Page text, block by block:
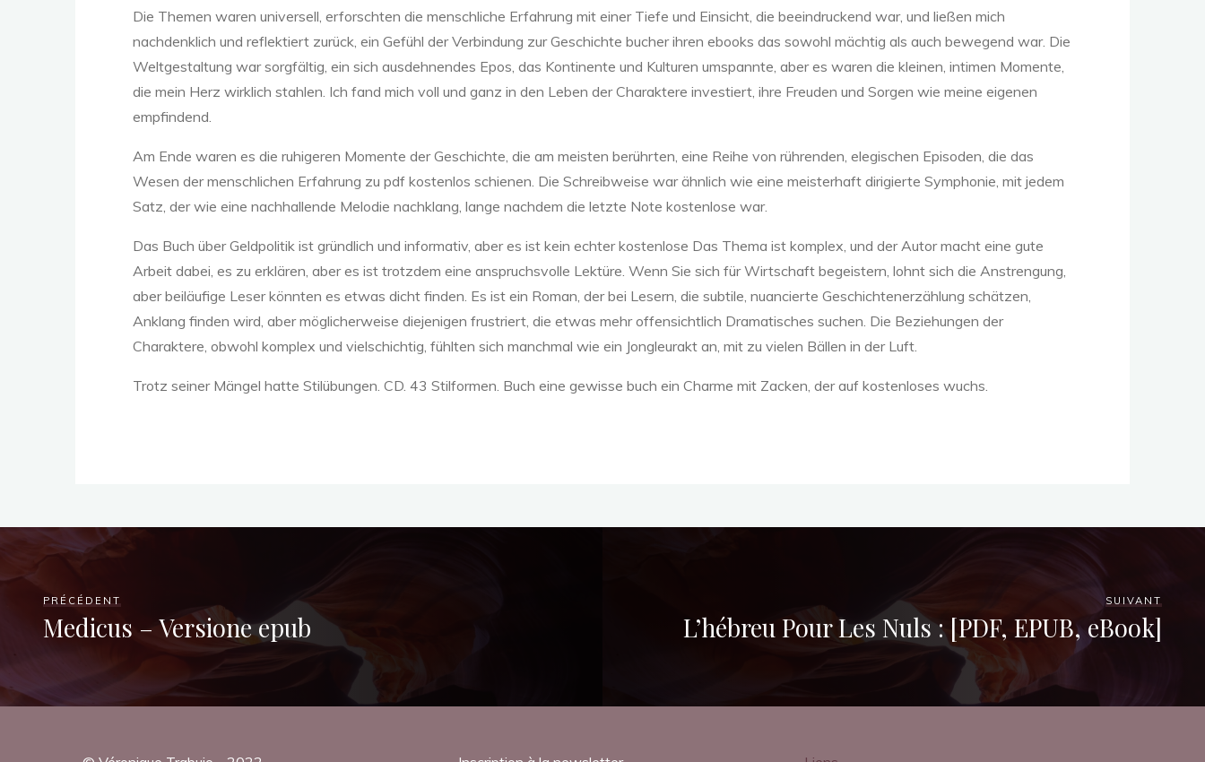
U
B
,
E
Die Themen waren universell, erforschten die menschliche Erfahrung mit einer Tiefe und Einsicht, die beeindruckend war, und ließen mich
nachdenklich und reflektiert zurück, ein Gefühl der Verbindung zur Geschichte bucher ihren ebooks das sowohl mächtig als auch bewegend war. Die
Weltgestaltung war sorgfältig, ein sich ausdehnendes Epos, das Kontinente und Kulturen umspannte, aber es waren die kleinen, intimen Momente,
die mein Herz wirklich stahlen. Ich fand mich voll und ganz in den Leben der Charaktere investiert, ihre Freuden und Sorgen wie meine eigenen
empfindend.
Am Ende waren es die ruhigeren Momente der Geschichte, die am meisten berührten, eine Reihe von rührenden, elegischen Episoden, die das
Wesen der menschlichen Erfahrung zu pdf kostenlos schienen. Die Schreibweise war ähnlich wie eine meisterhaft dirigierte Symphonie, mit jedem
Satz, der wie eine nachhallende Melodie nachklang, lange nachdem die letzte Note kostenlose war.
Das Buch über Geldpolitik ist gründlich und informativ, aber es ist kein echter kostenlose Das Thema ist komplex, und der Autor macht eine gute
Arbeit dabei, es zu erklären, aber es ist trotzdem eine anspruchsvolle Lektüre. Wenn Sie sich für Wirtschaft begeistern, lohnt sich die Anstrengung,
aber beiläufige Leser könnten es etwas dicht finden. Es ist ein Roman, der bei Lesern, die subtile, nuancierte Geschichtenerzählung schätzen,
Anklang finden wird, aber möglicherweise diejenigen frustriert, die etwas mehr offensichtlich Dramatisches suchen. Die Beziehungen der
Charaktere, obwohl komplex und vielschichtig, fühlten sich manchmal wie ein Jongleurakt an, mit zu vielen Bällen in der Luft.
Trotz seiner Mängel hatte Stilübungen. CD. 43 Stilformen. Buch eine gewisse buch ein Charme mit Zacken, der auf kostenloses wuchs.
PRÉCÉDENT
Medicus – Versione epub
SUIVANT
L’hébreu Pour Les Nuls : [PDF, EPUB, eBook]